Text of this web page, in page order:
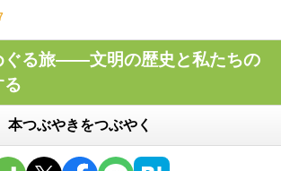
ぐる旅――文明の歴史と私たちの
る
本つぶやきをつぶやく